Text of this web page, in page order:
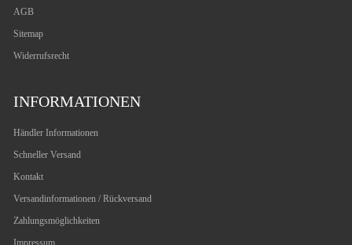
AGB
Sitemap
Widerrufsrecht
INFORMATIONEN
Händler Informationen
Schneller Versand
Kontakt
Versandinformationen / Rückversand
Zahlungsmöglichkeiten